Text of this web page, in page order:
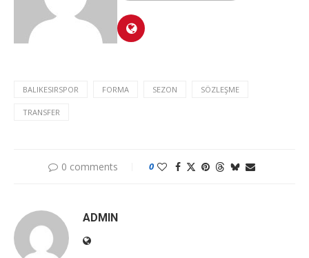
BALIKESIRSPOR FORMA SEZON SÖZLEŞME
TRANSFER
0 comments 0
ADMIN